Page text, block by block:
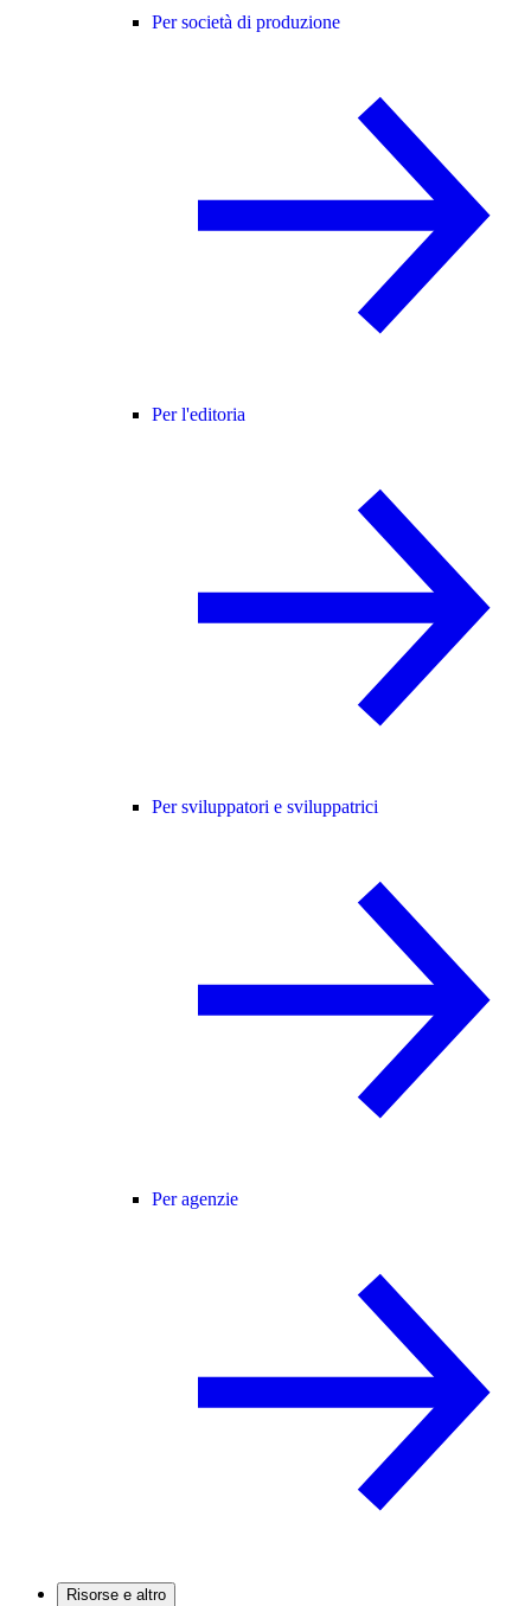
Per società di produzione
Per l'editoria
Per sviluppatori e sviluppatrici
Per agenzie
Risorse e altro